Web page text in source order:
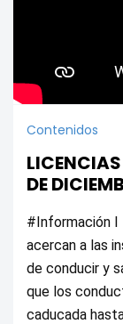
Contenidos
DE
#Información I
acercan a las
de conducir y
que los
caducada